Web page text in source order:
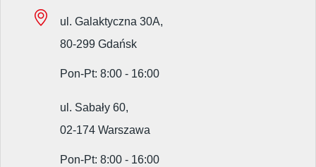
ul. Galaktyczna 30A,
80-299 Gdańsk
Pon-Pt: 8:00 - 16:00
ul. Sabały 60,
02-174 Warszawa
Pon-Pt: 8:00 - 16:00